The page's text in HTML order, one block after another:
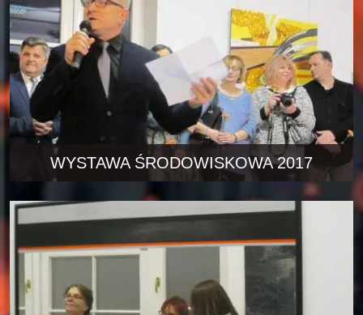
WYSTAWA ŚRODOWISKOWA 2017